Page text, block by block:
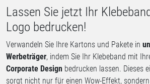
Lassen Sie jetzt Ihr
Logo bedrucken!
Verwandeln Sie Ihre Kartons und Pakete in
Werbeträger, indem Sie Ihr Klebeband mit
Corporate Design bedrucken lassen. Dieses
sorgt nicht nur für einen Wow-Effekt,